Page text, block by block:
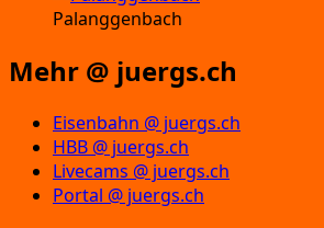
Palanggenbach
Mehr @ juergs.ch
Eisenbahn @ juergs.ch
HBB @ juergs.ch
Livecams @ juergs.ch
Portal @ juergs.ch